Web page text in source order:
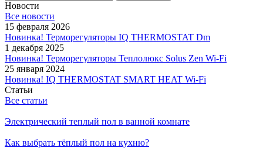
Новости
Все новости
15 февраля 2026
Новинка! Терморегуляторы IQ THERMOSTAT Dm
1 декабря 2025
Новинка! Терморегуляторы Теплолюкс Solus Zen Wi-Fi
25 января 2024
Новинка! IQ THERMOSTAT SMART HEAT Wi-Fi
Статьи
Все статьи
Электрический теплый пол в ванной комнате
Как выбрать тёплый пол на кухню?